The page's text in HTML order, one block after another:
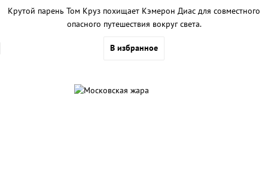
Крутой парень Том Круз похищает Кэмерон Диас для совместного
опасного путешествия вокруг света.
В избранное